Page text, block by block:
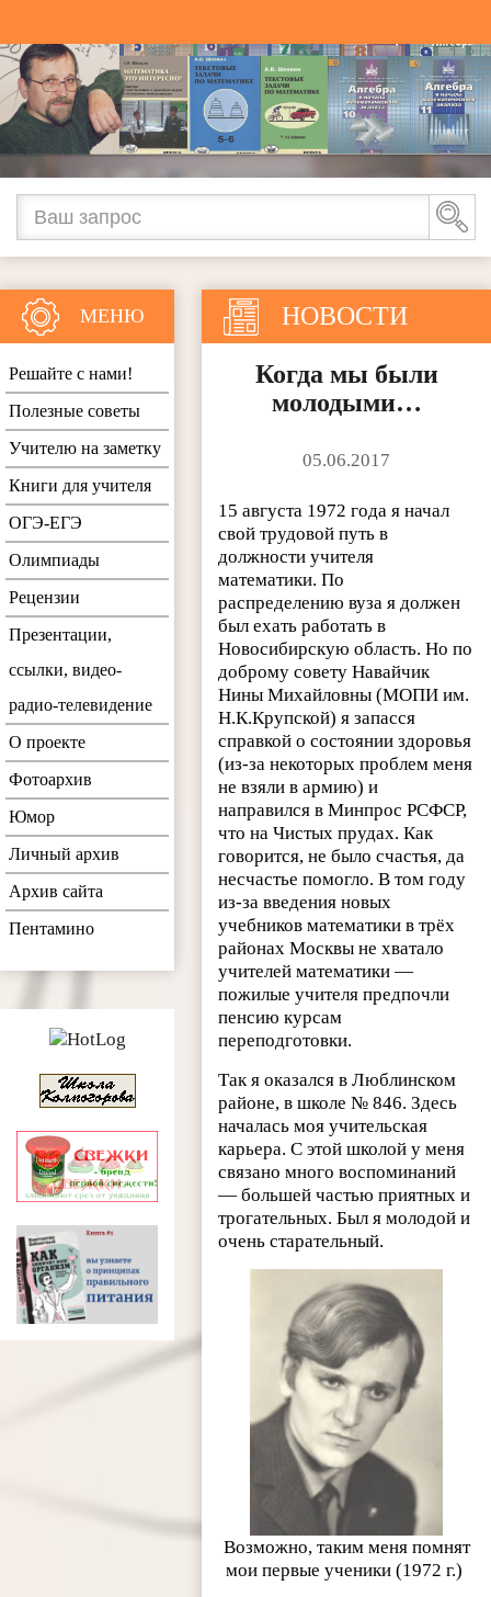
НОВОСТИ
Когда мы были
молодыми…
05.06.2017
15 августа 1972 года я начал
свой трудовой путь в
должности учителя
математики. По
распределению вуза я должен
был ехать работать в
Новосибирскую область. Но по
доброму совету Навайчик
Нины Михайловны (МОПИ им.
Н.К.Крупской) я запасся
справкой о состоянии здоровья
(из-за некоторых проблем меня
не взяли в армию) и
направился в Минпрос РСФСР,
что на Чистых прудах. Как
говорится, не было счастья, да
несчастье помогло. В том году
из-за введения новых
учебников математики в трёх
районах Москвы не хватало
учителей математики —
пожилые учителя предпочли
пенсию курсам
переподготовки.
Так я оказался в Люблинском
районе, в школе № 846. Здесь
началась моя учительская
карьера. С этой школой у меня
связано много воспоминаний
— большей частью приятных и
трогательных. Был я молодой и
очень старательный.
Возможно, таким меня помнят
мои первые ученики (1972 г.)
МЕНЮ
Решайте с нами!
Полезные советы
Учителю на заметку
Книги для учителя
ОГЭ-ЕГЭ
Олимпиады
Рецензии
Презентации,
ссылки, видео-
радио-телевидение
О проекте
Фотоархив
Юмор
Личный архив
Архив сайта
Пентамино